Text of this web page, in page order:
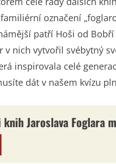
označení
patří Hoši od
v nich vytvořil svébytný
inspirovala celé
dát v našem kvízu
knih Jaroslava Foglara